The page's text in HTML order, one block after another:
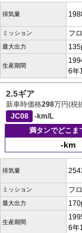
排気量
ミッション フ
最大出力
生産期間
6年
2.5ギア
新車時価格298万円(税
JC08
-km/L
満タンでどこま
-km
排気量
ミッション フ
最大出力
生産期間
6年